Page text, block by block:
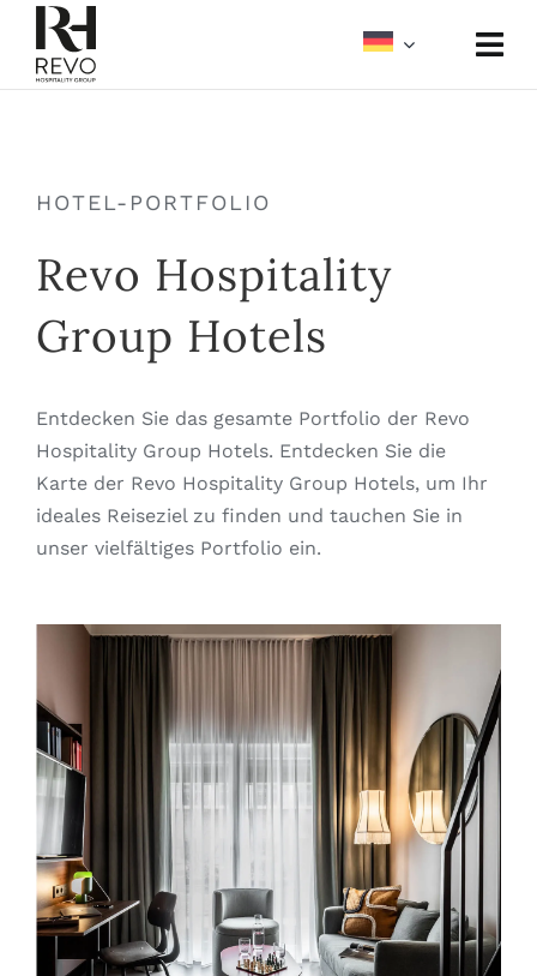
content
Portfolio
Meetings und Events
Medien
HOTEL-PORTFOLIO
Revo Hospitality
Group Hotels
Entdecken Sie das gesamte Portfolio der Revo
Hospitality Group Hotels. Entdecken Sie die
Karte der Revo Hospitality Group Hotels, um Ihr
ideales Reiseziel zu finden und tauchen Sie in
unser vielfältiges Portfolio ein.